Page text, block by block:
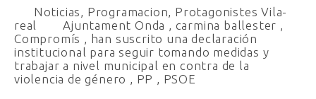
Noticias, Programacion, Protagonistes Vila-
real
Ajuntament Onda , carmina ballester ,
Compromís , han suscrito una declaración
institucional para seguir tomando medidas y
trabajar a nivel municipal en contra de la
violencia de género , PP , PSOE